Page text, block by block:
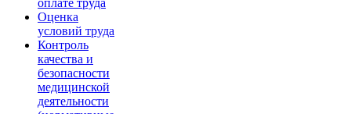
оплате труда
Оценка
условий труда
Контроль
качества и
безопасности
медицинской
деятельности